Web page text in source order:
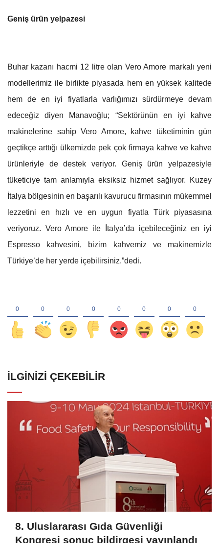
Geniş ürün yelpazesi
Buhar kazanı hacmi 12 litre olan Vero Amore markalı yeni
modellerimiz ile birlikte piyasada hem en yüksek kalitede
hem de en iyi fiyatlarla varlığımızı sürdürmeye devam
edeceğiz diyen Manavoğlu; “Sektörünün en iyi kahve
makinelerine sahip Vero Amore, kahve tüketiminin gün
geçtikçe arttığı ülkemizde pek çok firmaya kahve ve kahve
ürünleriyle de destek veriyor. Geniş ürün yelpazesiyle
tüketiciye tam anlamıyla eksiksiz hizmet sağlıyor. Kuzey
İtalya bölgesinin en başarılı kavurucu firmasının mükemmel
lezzetini en hızlı ve en uygun fiyatla Türk piyasasına
veriyoruz. Vero Amore ile İtalya’da içebileceğiniz en iyi
Espresso kahvesini, bizim kahvemiz ve makinemizle
Türkiye’de her yerde içebilirsiniz.”dedi.
İLGINIZI ÇEKEBILIR
8. Uluslararası Gıda Güvenliği
Kongresi sonuç bildirgesi yayınlandı